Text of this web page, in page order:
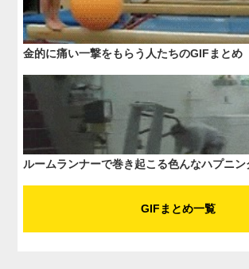
金的に痛い一撃をもらう人たちのGIFまとめ
ルームランナーで巻き起こる色んなハプニ
GIFまとめ一覧